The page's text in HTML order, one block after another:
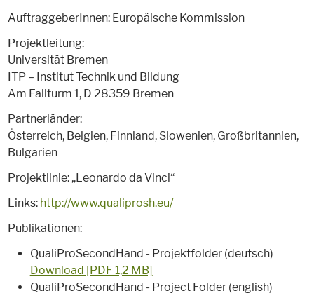
AuftraggeberInnen: Europäische Kommission
Projektleitung:
Universität Bremen
ITP – Institut Technik und Bildung
Am Fallturm 1, D 28359 Bremen
Partnerländer:
Österreich, Belgien, Finnland, Slowenien, Großbritannien,
Bulgarien
Projektlinie: „Leonardo da Vinci“
Links: http://www.qualiprosh.eu/
Publikationen:
QualiProSecondHand - Projektfolder (deutsch)
Download [PDF 1,2 MB]
QualiProSecondHand - Project Folder (english)